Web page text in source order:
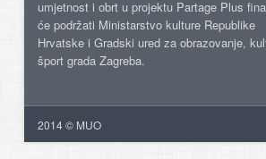
umjetnost i obrt u projektu Partage Plus
će podržati Ministarstvo kulture Republike
Hrvatske i Gradski ured za obrazovanje,
šport grada Zagreba.
2014 © MUO